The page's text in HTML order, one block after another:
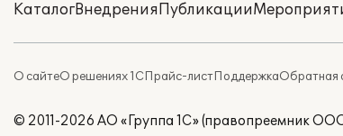
КаталогВнедренияПубликации
О сайтеО решениях 1СПрайс-листПоддержкаОбратная
© 2011-2026 АО «Группа 1С» (правопреемник